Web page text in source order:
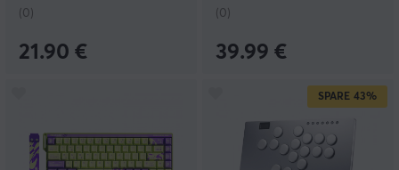
(0)
21.90 €
(0)
39.99 €
SPARE 43%